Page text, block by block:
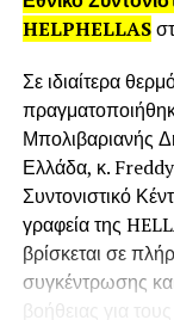
λόγος που έχω
κατάφερα και
σήμερα υγιής και
αγαπημένη μου
πρέπει να βγεις
κολυμπάς
Στο
HELPHELLAS
Σε ιδιαίτερα
Μπολιβαριανής
Ελλάδα, κ.
Συντονιστικό
γραφεία της
βρίσκεται σε
συγκέντρωσης
βοήθειας για